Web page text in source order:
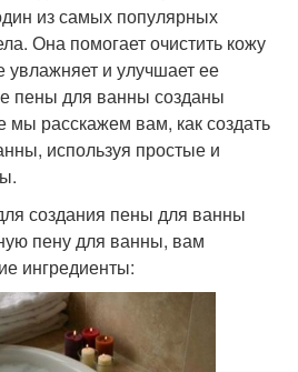
из самых популярных
Она помогает очистить кожу
увлажняет и улучшает ее
пены для ванны созданы
мы расскажем вам, как создать
используя простые и
создания пены для ванны
пену для ванны, вам
ингредиенты: